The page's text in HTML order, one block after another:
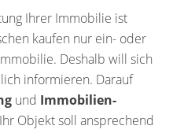
Ihrer Immobilie ist
kaufen nur ein- oder
Deshalb will sich
informieren. Darauf
und Immobilien-
Objekt soll ansprechend